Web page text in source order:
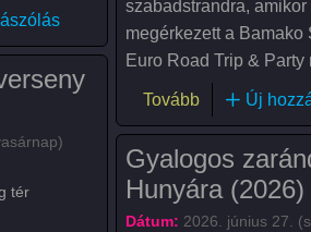
járt Gyomaendrődön)
szabadstrandra, amikor
megérkezett a Bamako
Euro Road Trip & Party
Tovább(Bamako
Új
tér
Gyalogos
Hunyára (2026)
Dátum: 2026. június 27.